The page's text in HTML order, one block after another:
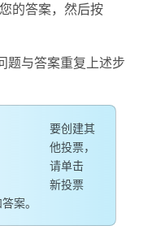
的答案，然后按
题与答案重复上述步
要创建其
他投票，
请单击
新投票
案。